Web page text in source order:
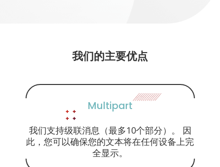
我们的主要优点
Multipart
我们支持级联消息（最多10个部分）。 因
此，您可以确保您的文本将在任何设备上完
全显示。